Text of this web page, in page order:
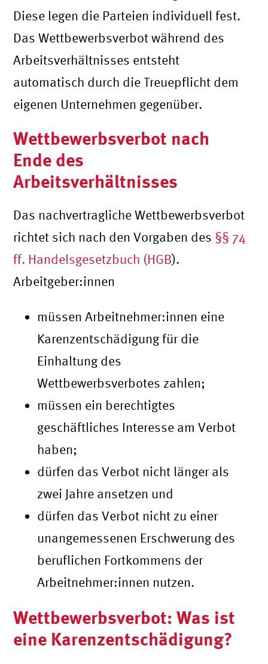
Diese legen die Parteien individuell fest.
Das Wettbewerbsverbot während des
Arbeitsverhältnisses entsteht
automatisch durch die Treuepflicht dem
eigenen Unternehmen gegenüber.
Wettbewerbsverbot nach
Ende des
Arbeitsverhältnisses
Das nachvertragliche Wettbewerbsverbot
richtet sich nach den Vorgaben des §§ 74
ff. Handelsgesetzbuch (HGB).
Arbeitgeber:innen
müssen Arbeitnehmer:innen eine
Karenzentschädigung für die
Einhaltung des
Wettbewerbsverbotes zahlen;
müssen ein berechtigtes
geschäftliches Interesse am Verbot
haben;
dürfen das Verbot nicht länger als
zwei Jahre ansetzen und
dürfen das Verbot nicht zu einer
unangemessenen Erschwerung des
beruflichen Fortkommens der
Arbeitnehmer:innen nutzen.
Wettbewerbsverbot: Was ist
eine Karenzentschädigung?